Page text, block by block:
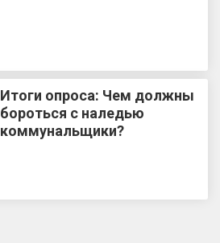
Итоги опроса: Чем должны
бороться с наледью
коммунальщики?